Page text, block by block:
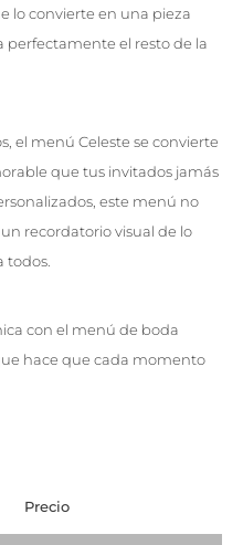
lo convierte en una pieza
el resto de la
el menú Celeste se convierte
que tus invitados jamás
este menú no
recordatorio visual de lo
todos.
con el menú de boda
hace que cada momento
Precio